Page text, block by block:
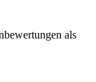
als